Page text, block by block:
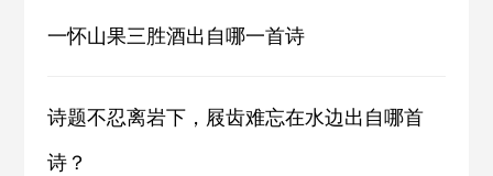
一怀山果三胜酒出自哪一首诗
诗题不忍离岩下，屐齿难忘在水边出自哪首
诗？